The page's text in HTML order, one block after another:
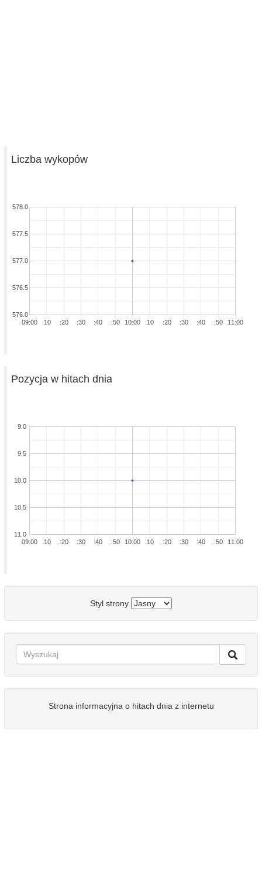
Liczba wykopów
09:00 10:00 11:00
:10 :20 :30 :40 :50 :10 :20 :30 :40 :50
576.0
576.5
577.0
577.5
578.0
Pozycja w hitach dnia
09:00 10:00 11:00
:10 :20 :30 :40 :50 :10 :20 :30 :40 :50
9.0
9.5
10.0
10.5
11.0
Styl strony
Strona informacyjna o hitach dnia z internetu